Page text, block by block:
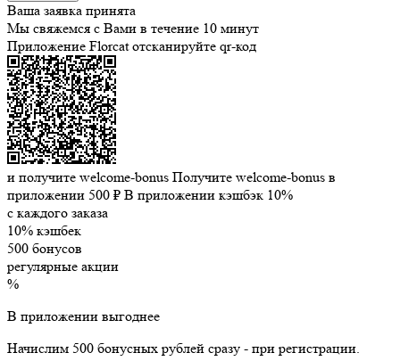
Ваша заявка принята
Мы свяжемся с Вами в течение 10 минут
Приложение Florcat отсканируйте qr-код
и получите welcome-bonus Получите welcome-bonus в
приложении 500 ₽ В приложении кэшбэк 10%
с каждого заказа
10% кэшбек
500 бонусов
регулярные акции
%
В приложении выгоднее
Начислим 500 бонусных рублей сразу - при регистрации.